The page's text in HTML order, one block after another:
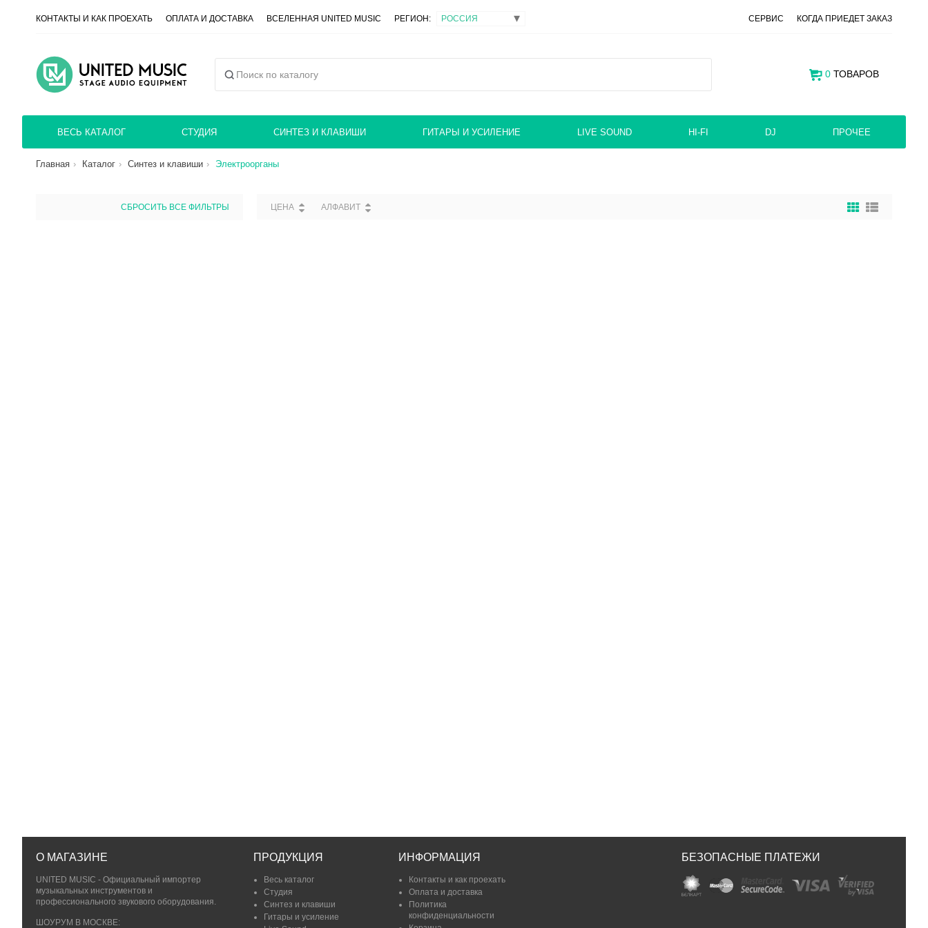
КОНТАКТЫ И КАК ПРОЕХАТЬ ОПЛАТА И ДОСТАВКА ВСЕЛЕННАЯ UNITED MUSIC РЕГИОН: СЕРВИС КОГДА ПРИЕДЕТ ЗАКАЗ
0 ТОВАРОВ
ВЕСЬ КАТАЛОГ СТУДИЯ СИНТЕЗ И КЛАВИШИ ГИТАРЫ И УСИЛЕНИЕ LIVE SOUND HI-FI DJ ПРОЧЕЕ
Главная Каталог Синтез и клавиши Электроорганы
СБРОСИТЬ ВСЕ ФИЛЬТРЫ ЦЕНА АЛФАВИТ
О МАГАЗИНЕ
UNITED MUSIC - Официальный импортер
музыкальных инструментов и
профессионального звукового оборудования.
ШОУРУМ В МОСКВЕ:
ПРОДУКЦИЯ
Весь каталог
Студия
Синтез и клавиши
Гитары и усиление
ИНФОРМАЦИЯ
Контакты и как проехать
Оплата и доставка
Политика
конфиденциальности
БЕЗОПАСНЫЕ ПЛАТЕЖИ